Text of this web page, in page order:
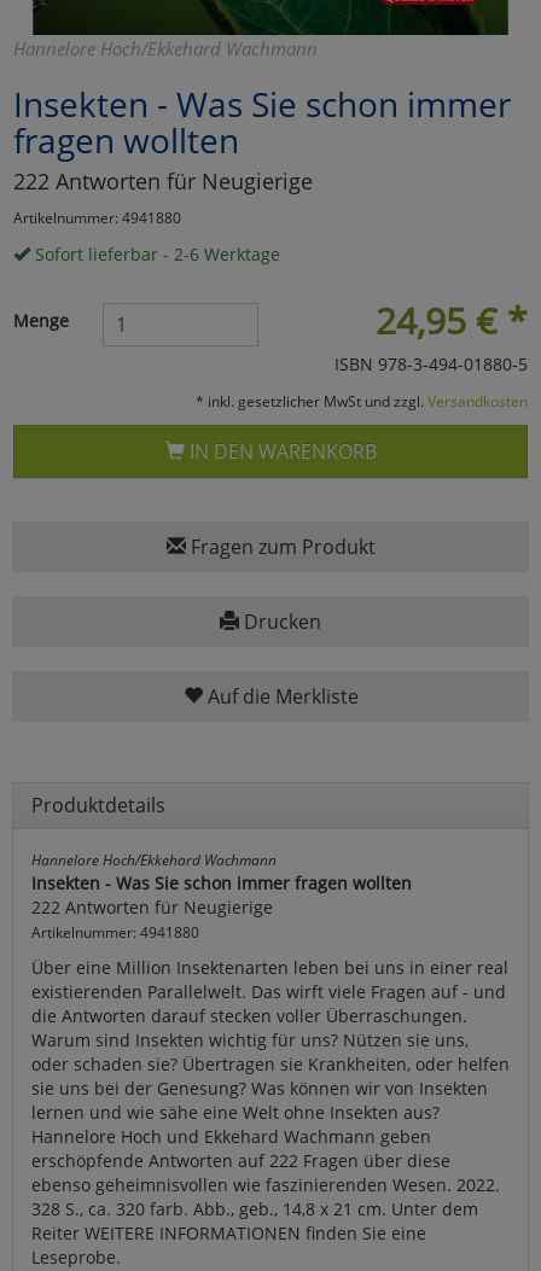
Hannelore Hoch/Ekkehard Wachmann
Insekten - Was Sie schon immer
fragen wollten
222 Antworten für Neugierige
Artikelnummer: 4941880
Sofort lieferbar - 2-6 Werktage
24,95 € *
Menge
ISBN 978-3-494-01880-5
* inkl. gesetzlicher MwSt und zzgl. Versandkosten
IN DEN WARENKORB
Fragen zum Produkt
Drucken
Auf die Merkliste
Produktdetails
Hannelore Hoch/Ekkehard Wachmann
Insekten - Was Sie schon immer fragen wollten
222 Antworten für Neugierige
Artikelnummer: 4941880
Über eine Million Insektenarten leben bei uns in einer real
existierenden Parallelwelt. Das wirft viele Fragen auf - und
die Antworten darauf stecken voller Überraschungen.
Warum sind Insekten wichtig für uns? Nützen sie uns,
oder schaden sie? Übertragen sie Krankheiten, oder helfen
sie uns bei der Genesung? Was können wir von Insekten
lernen und wie sähe eine Welt ohne Insekten aus?
Hannelore Hoch und Ekkehard Wachmann geben
erschöpfende Antworten auf 222 Fragen über diese
ebenso geheimnisvollen wie faszinierenden Wesen. 2022.
328 S., ca. 320 farb. Abb., geb., 14,8 x 21 cm. Unter dem
Reiter WEITERE INFORMATIONEN finden Sie eine
Leseprobe.
Marketing
Umfragetools
Cookies
Alle Akzeptieren
Cookies
Einstellungen speichern
zurück
zu Haupptseite